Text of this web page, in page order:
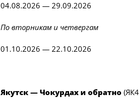
04.08.2026 — 29.09.2026
По вторникам и четвергам
01.10.2026 — 22.10.2026
Якутск — Чокурдах и обратно